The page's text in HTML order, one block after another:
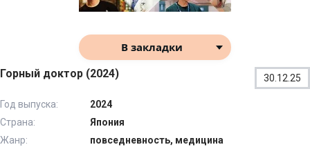
В закладки
Горный доктор (2024) 30.12.25
Год выпуска:
2024
Страна:
Япония
Жанр:
повседневность, медицина